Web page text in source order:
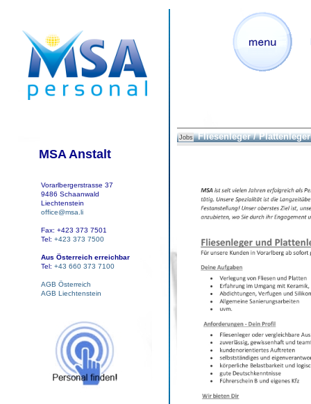
MSA Anstalt
Vorarlbergerstrasse 37
9486 Schaanwald
Liechtenstein
office@msa.li
Fax: +423 373 7501
Tel: +423 373 7500
Aus Österreich erreichbar
Tel: +43 660 373 7100
AGB Österreich
AGB Liechtenstein
Jobs Fliesenleger / Plattenleger